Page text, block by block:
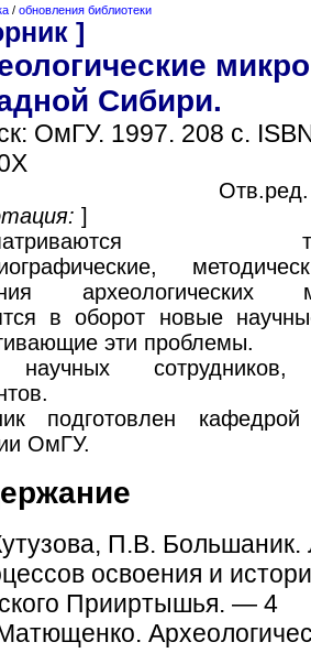
/ обновления библиотеки
]
Сибири.
ОмГУ. 1997. 208 с.
]
археологических
в оборот новые
эти проблемы.
сотрудников,
подготовлен кафедрой
ОмГУ.
П.В.
освоения и
Прииртышья. — 4